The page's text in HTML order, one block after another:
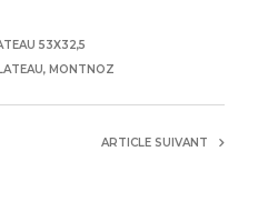
53X32,5
, MONTNOZ
ARTICLE SUIVANT